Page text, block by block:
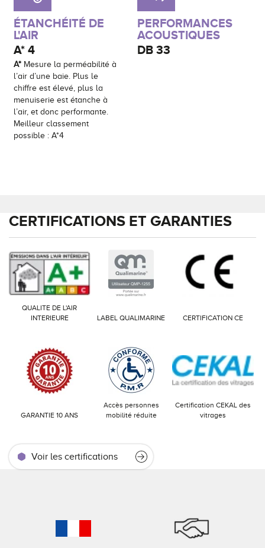
ÉTANCHÉITÉ DE
L'AIR
A*4
A* Mesure la perméabilité à
l’air d’une baie. Plus le
chiffre est élevé, plus la
menuiserie est étanche à
l’air, et donc performante.
Meilleur classement
possible : A*4
PERFORMANCES
ACOUSTIQUES
DB33
CERTIFICATIONS ET GARANTIES
QUALITE DE L'AIR
INTERIEURE
LABEL QUALIMARINE CERTIFICATION CE
GARANTIE 10 ANS
Accès personnes
mobilité réduite
Certification CEKAL des
vitrages
Voir les certifications